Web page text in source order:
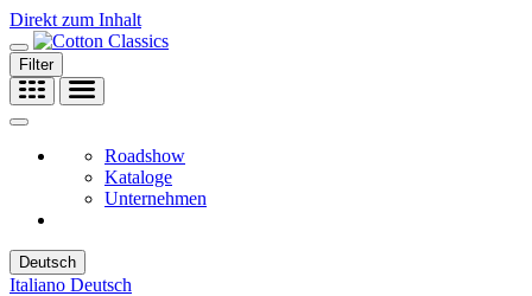
Direkt zum Inhalt
Filter
Roadshow
Kataloge
Unternehmen
Deutsch
Italiano Deutsch